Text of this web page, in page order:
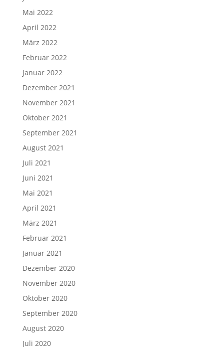
Mai 2022
April 2022
März 2022
Februar 2022
Januar 2022
Dezember 2021
November 2021
Oktober 2021
September 2021
August 2021
Juli 2021
Juni 2021
Mai 2021
April 2021
März 2021
Februar 2021
Januar 2021
Dezember 2020
November 2020
Oktober 2020
September 2020
August 2020
Juli 2020